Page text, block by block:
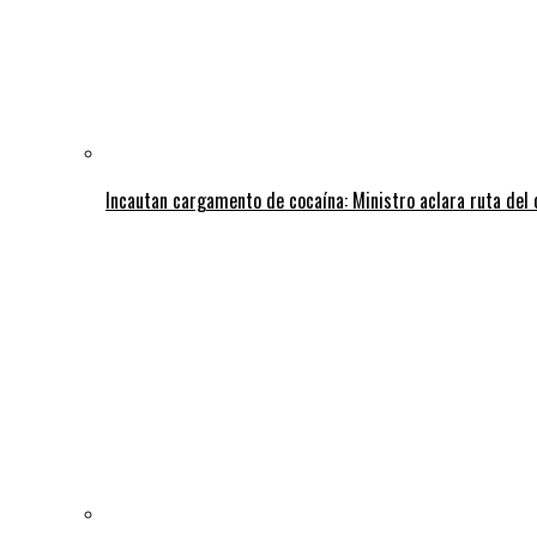
Incautan cargamento de cocaína: Ministro aclara ruta del